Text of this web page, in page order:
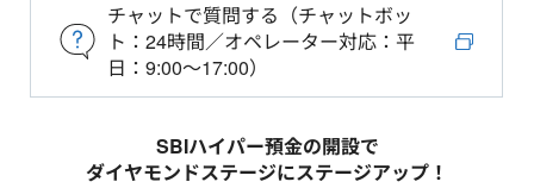
チャットで質問する（チャットボッ
ト：24時間／オペレーター対応：平
日：9:00～17:00）
SBIハイパー預金の開設で
ダイヤモンドステージにステージアップ！